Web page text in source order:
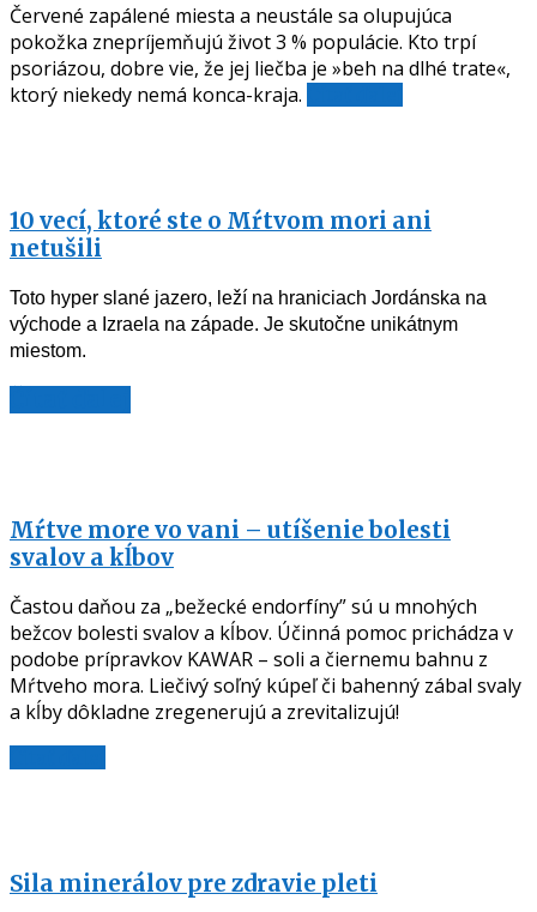
Červené zapálené miesta a neustále sa olupujúca
pokožka znepríjemňujú život 3 % populácie. Kto trpí
psoriázou, dobre vie, že jej liečba je »beh na dlhé trate«,
ktorý niekedy nemá konca-kraja.
10 vecí, ktoré ste o Mŕtvom mori ani
netušili
Toto hyper slané jazero, leží na hraniciach Jordánska na
východe a Izraela na západe. Je skutočne unikátnym
miestom.
Mŕtve more vo vani – utíšenie bolesti
svalov a kĺbov
Častou daňou za „bežecké endorfíny” sú u mnohých
bežcov bolesti svalov a kĺbov. Účinná pomoc prichádza v
podobe prípravkov KAWAR – soli a čiernemu bahnu z
Mŕtveho mora. Liečivý soľný kúpeľ či bahenný zábal svaly
a kĺby dôkladne zregenerujú a zrevitalizujú!
Sila minerálov pre zdravie pleti